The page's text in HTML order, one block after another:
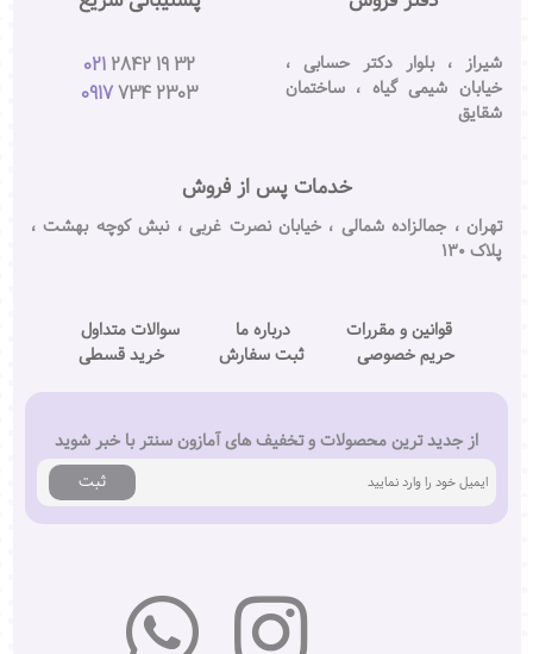
شیراز ، بلوار دکتر حسابی ،
خیابان شیمی گیاه ، ساختمان
شقایق
021 2842 19 32
0917 734 2303
خدمات پس از فروش
تهران ، جمالزاده شمالی ، خیابان نصرت غربی ، نبش کوچه بهشت ،
پلاک ۱۳۰
قوانین و مقررات درباره ما
سوالات متداول
حریم خصوصی
ثبت سفارش خرید قسطی
از جدید ترین محصولات و تخفیف های آمازون سنتر با خبر شوید
ثبت